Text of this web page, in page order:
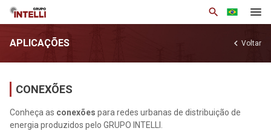
search
Institucional
Produtos
Notícias
APLICAÇÕES chevron_left Voltar
CONEXÕES
Conheça as conexões para redes urbanas de distribuição de
energia produzidos pelo GRUPO INTELLI.